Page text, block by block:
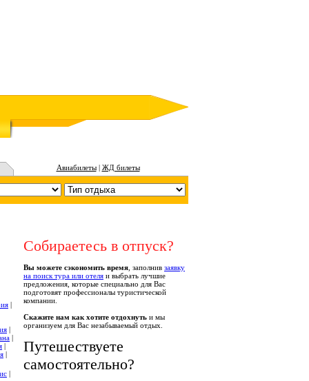
Авиабилеты| ЖД билеты
|
|
|
|
|
|
Собираетесь в отпуск?
Вы можете сэкономить время , заполнив заявку
на поиск тура или отеля и выбрать лучшие
предложения, которые специально для Вас
подготовят профессионалы туристической
компании.
Скажите нам как хотите отдохнуть и мы
организуем для Вас незабываемый отдых.
Путешествуете
самостоятельно?